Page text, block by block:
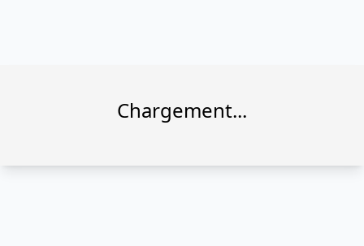
Chargement...